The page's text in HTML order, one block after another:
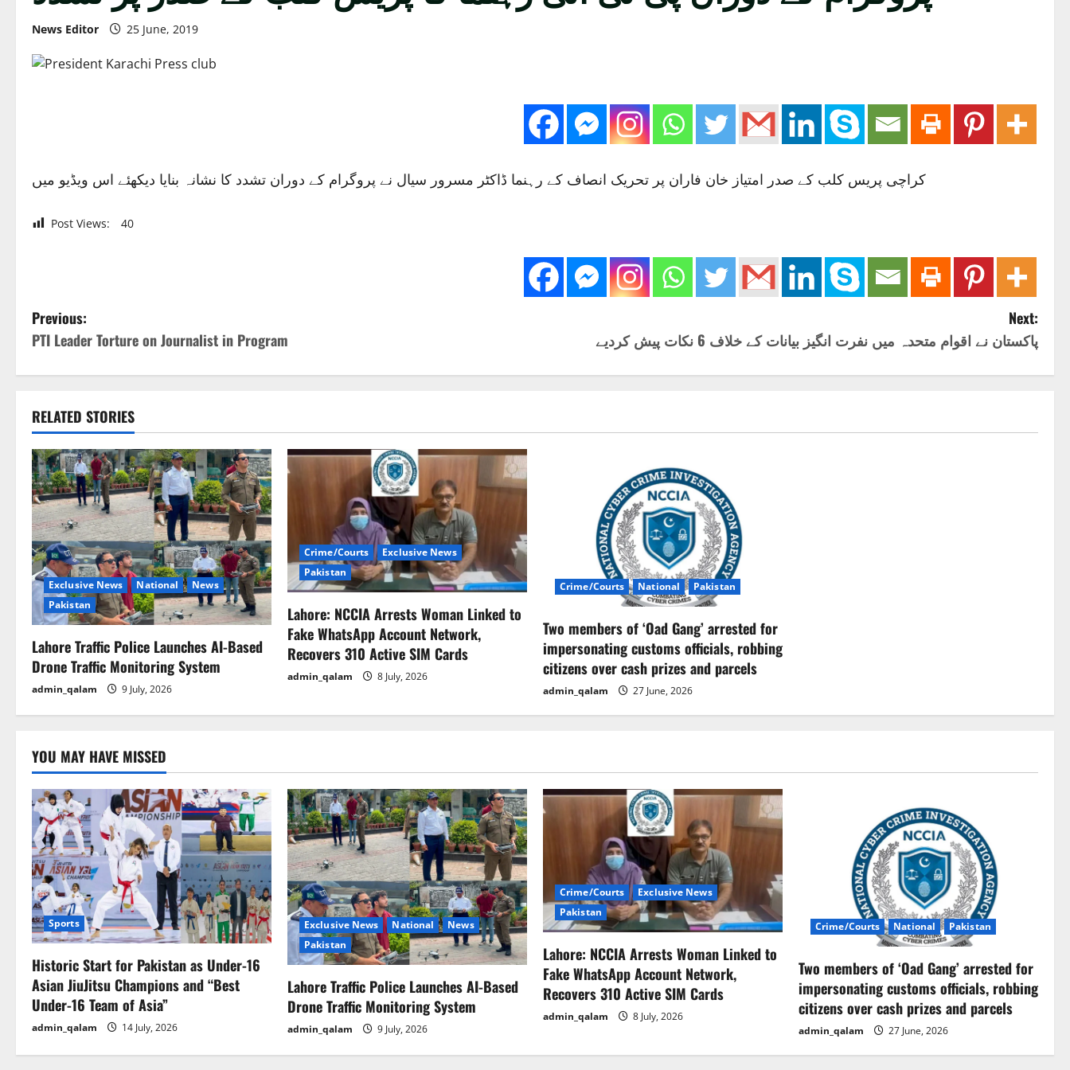
News Editor 25 June, 2019
کراچی پریس کلب کے صدر امتیاز خان فاران پر تحریک انصاف کے رہنما ڈاکٹر مسرور سیال نے پروگرام کے دوران تشدد کا نشانہ بنایا دیکھئے اس ویڈیو میں
Post Views: 40
P
o
t
n
a
v
i
g
a
t
i
o
n
Previous:
PTI Leader Torture on Journalist in Program
Next:
پاکستان نے اقوام متحدہ میں نفرت انگیز بیانات کے خلاف 6 نکات پیش کردیے
RELATED STORIES
Exclusive News National
News
Pakistan
Lahore Traffic Police Launches AI-Based
Drone Traffic Monitoring System
admin_qalam 9 July, 2026
Crime/Courts
Exclusive News
Pakistan
Lahore: NCCIA Arrests Woman Linked to
Fake WhatsApp Account Network,
Recovers 310 Active SIM Cards
admin_qalam 8 July, 2026
Crime/Courts National Pakistan
Two members of ‘Oad Gang’ arrested for
impersonating customs officials, robbing
citizens over cash prizes and parcels
admin_qalam 27 June, 2026
YOU MAY HAVE MISSED
Sports
Historic Start for Pakistan as Under-16
Asian JiuJitsu Champions and “Best
Under-16 Team of Asia”
admin_qalam 14 July, 2026
Exclusive News National
News
Pakistan
Lahore Traffic Police Launches AI-Based
Drone Traffic Monitoring System
admin_qalam 9 July, 2026
Crime/Courts
Exclusive News
Pakistan
Lahore: NCCIA Arrests Woman Linked to
Fake WhatsApp Account Network,
Recovers 310 Active SIM Cards
admin_qalam 8 July, 2026
Crime/Courts National Pakistan
Two members of ‘Oad Gang’ arrested for
impersonating customs officials, robbing
citizens over cash prizes and parcels
admin_qalam 27 June, 2026